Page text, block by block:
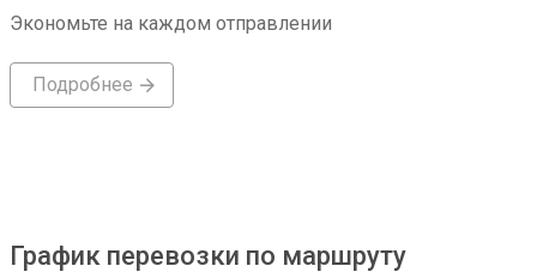
Экономьте на каждом отправлении
Подробнее
График перевозки по маршруту